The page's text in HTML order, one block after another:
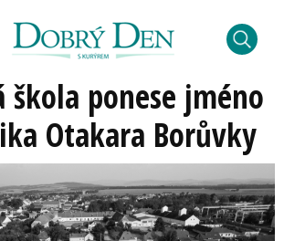
škola ponese jméno
Otakara Borůvky